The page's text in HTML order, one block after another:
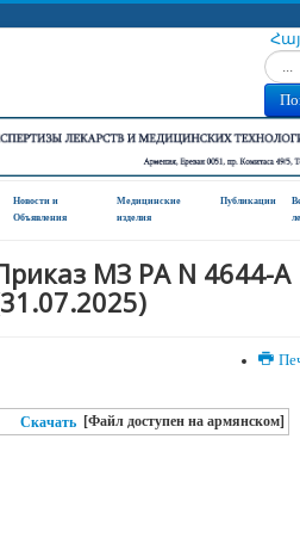
Новости и
Oбъявления
Медицинские
изделия
Публикации
МЗ РА N 4644-A
Скачать [Файл доступен на армянском]